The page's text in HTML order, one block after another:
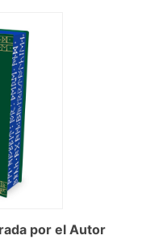
por el Autor